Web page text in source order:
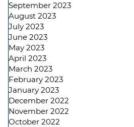
September 2023
August 2023
July 2023
June 2023
May 2023
April 2023
March 2023
February 2023
January 2023
December 2022
November 2022
October 2022